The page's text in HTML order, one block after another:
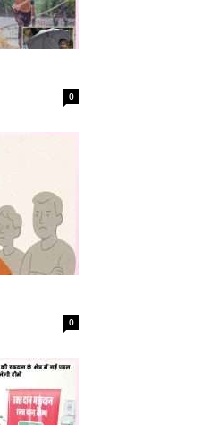
0
0